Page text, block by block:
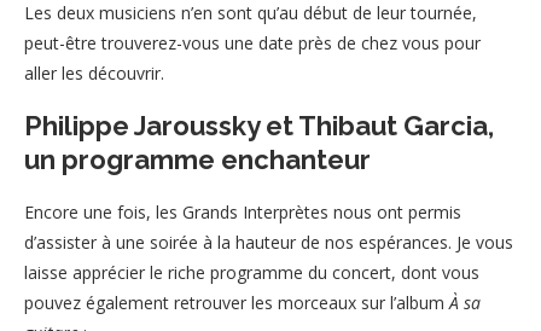
Les deux musiciens n’en sont qu’au début de leur tournée,
peut-être trouverez-vous une date près de chez vous pour
aller les découvrir.
Philippe Jaroussky et Thibaut Garcia,
un programme enchanteur
Encore une fois, les Grands Interprètes nous ont permis
d’assister à une soirée à la hauteur de nos espérances. Je vous
laisse apprécier le riche programme du concert, dont vous
pouvez également retrouver les morceaux sur l’albumÀ sa